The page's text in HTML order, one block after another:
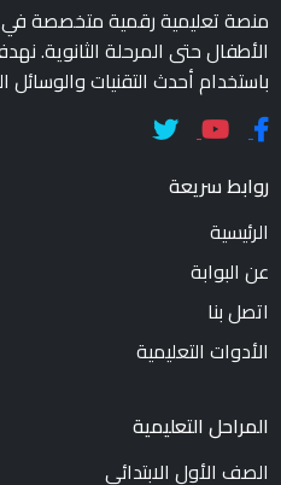
منصة تعليمية رقمية متخصصة في
الأطفال حتى المرحلة الثانوية.
باستخدام أحدث التقنيات والوسائل
روابط سريعة
الرئيسية
عن البوابة
اتصل بنا
الأدوات التعليمية
المراحل التعليمية
الصف الأول الابتدائي